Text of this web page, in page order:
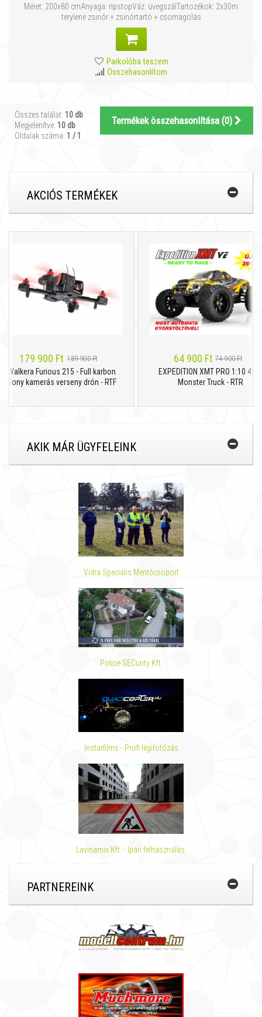
Méret: 200x80 cmAnyaga: ripstopVáz: üvegszálTartozékok: 2x30m
terylene zsinór + zsinórtartó + csomagolás
Parkolóba teszem
Összehasonlítom
Összes találat: 10 db
Megjelenítve: 10 db
Oldalak száma: 1 / 1
Termékek összehasonlítása (0)
AKCIÓS TERMÉKEK
179 900 Ft 189 900 Ft
Furious 215 - Full karbon
kamerás verseny drón - RTF
64 900 Ft 74 900 Ft
EXPEDITION XMT PRO 1:10 4WD
Monster Truck - RTR
AKIK MÁR ÜGYFELEINK
Vidra Speciális Mentőcsoport
Police-SECurity Kft.
Instarfilms - Profi légifotózás
Lavinamix Kft. - Ipari felhasználás
PARTNEREINK